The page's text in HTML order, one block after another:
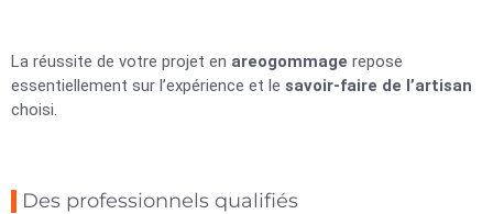
La réussite de votre projet en areogommage repose
essentiellement sur l’expérience et le savoir-faire de l’artisan
choisi.
Des professionnels qualifiés